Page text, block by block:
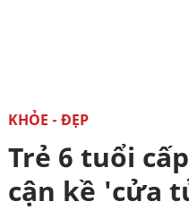
KHỎE - ĐẸP
Trẻ 6 tuổi
cận kề 'cửa